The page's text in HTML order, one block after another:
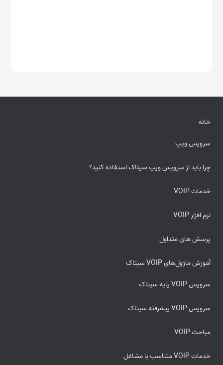
خانه
سرویس ویپ
چرا باید از سرویس ویپ سیتاک استفاده کنید؟
خدمات VOIP
نرم افزار VOIP
پرسش های متداول
آموزش ماژول‌های VOIP سیتاک
سرویس VOIP پایه سیتاک
سرویس VOIP پیشرفته سیتاک
مباحث VOIP
خدمات VOIP متناسب با مشاغل